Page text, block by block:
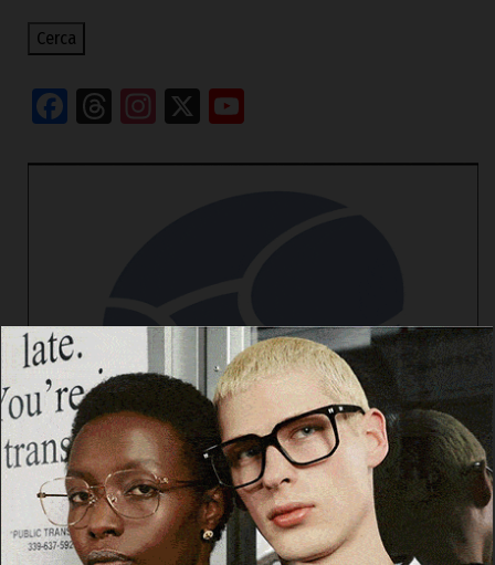
Cerca
Facebook
Threads
Instagram
X